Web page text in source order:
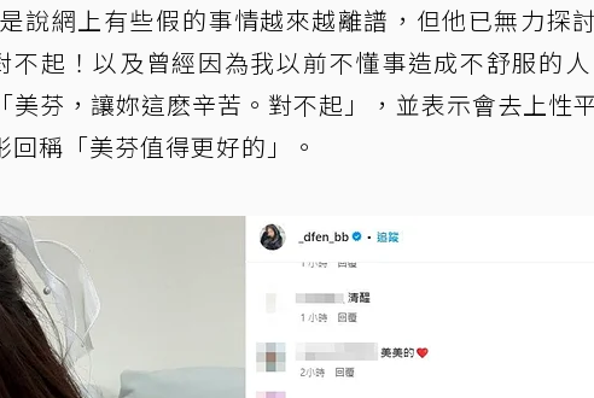
說網上有些假的事情越來越離譜，但他已無力探
不起！以及曾經因為我以前不懂事造成不舒服的
美芬，讓妳這麽辛苦。對不起」，並表示會去上性
稱「美芬值得更好的」。